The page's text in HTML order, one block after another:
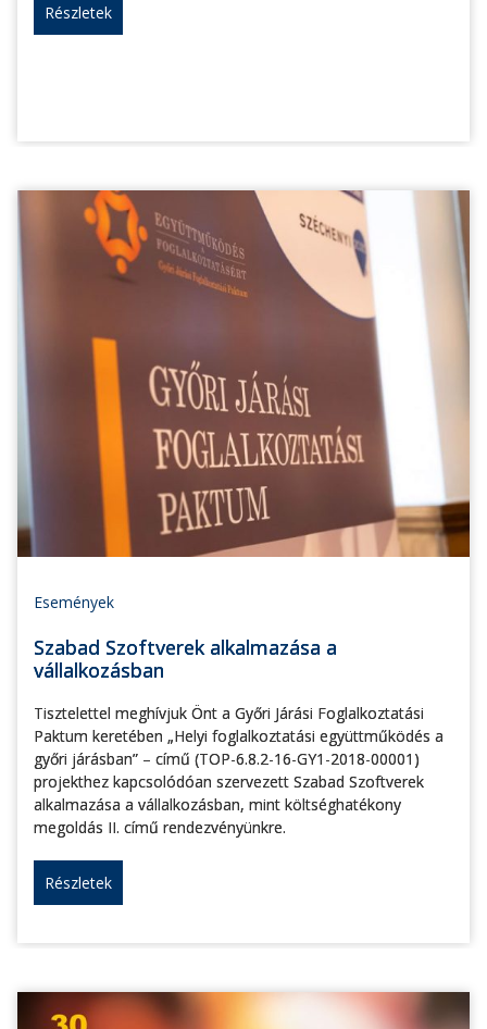
Részletek
Események
Szabad Szoftverek alkalmazása a
vállalkozásban
Tisztelettel meghívjuk Önt a Győri Járási Foglalkoztatási
Paktum keretében „Helyi foglalkoztatási együttműködés a
győri járásban” – című (TOP-6.8.2-16-GY1-2018-00001)
projekthez kapcsolódóan szervezett Szabad Szoftverek
alkalmazása a vállalkozásban, mint költséghatékony
megoldás II. című rendezvényünkre.
Részletek